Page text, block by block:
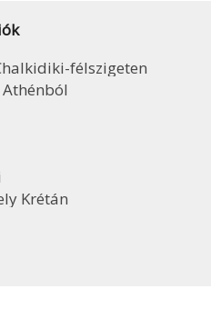
félszigeten
Krétán